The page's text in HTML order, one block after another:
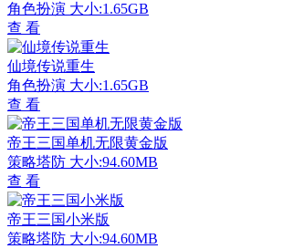
角色扮演 大小:1.65GB
查 看
仙境传说重生
角色扮演 大小:1.65GB
查 看
帝王三国单机无限黄金版
策略塔防 大小:94.60MB
查 看
帝王三国小米版
策略塔防 大小:94.60MB